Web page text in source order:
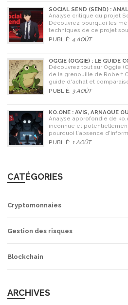
SOCIAL SEND (SEND) :
CRITIQUES POUR 2026
Analyse critique du projet
Découvrez pourquoi les
techniques de ce projet
quant à sa légitimité en 2026.
PUBLIÉ: 4 AOÛT
OGGIE (OGGIE) : LE GUIDE
MEME DE LA GRENOUILLE
Découvrez tout sur Oggie
de la grenouille de Robert
guide d'achat et
PUBLIÉ: 3 AOÛT
KO.ONE : AVIS, ARNAQUE
ANALYSE COMPLÈTE
Analyse approfondie de
inconnue et
pourquoi l'absence
comparez avec Coinone et
PUBLIÉ: 1 AOÛT
CATÉGORIES
Cryptomonnaies
Gestion des risques
Blockchain
ARCHIVES